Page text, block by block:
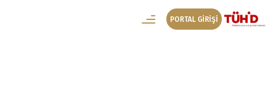
PORTAL GİRİŞİ